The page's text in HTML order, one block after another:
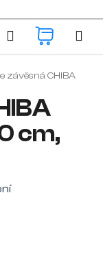
Hledat
závěsná CHIBA
cm,